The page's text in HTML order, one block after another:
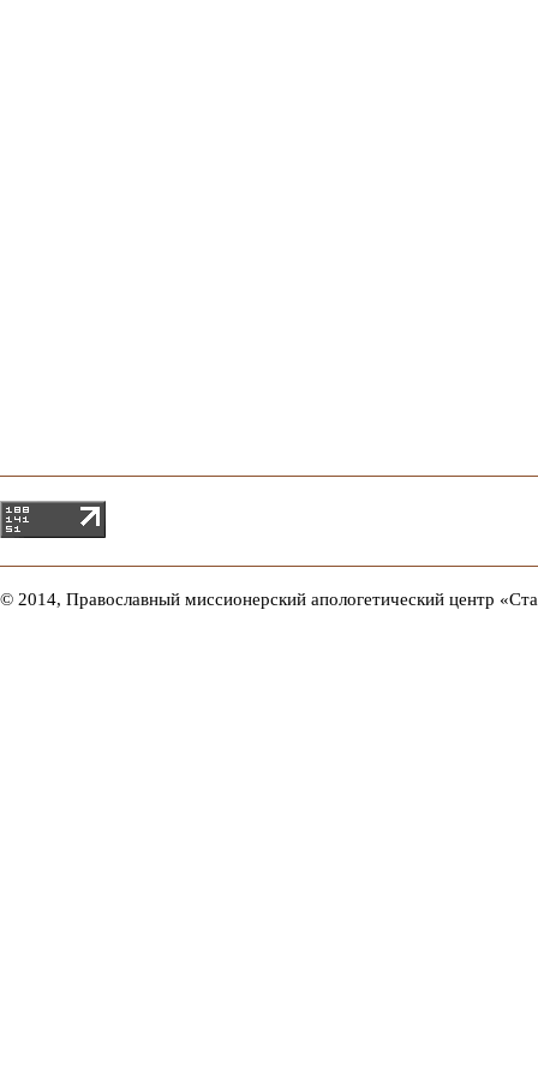
© 2014, Православный миссионерский апологетический центр